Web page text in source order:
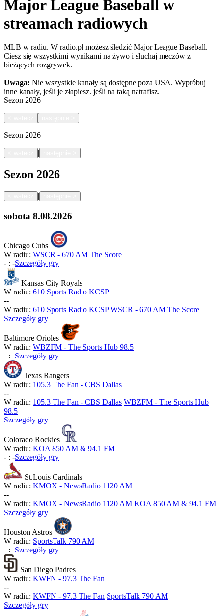
Major League Baseball w
streamach radiowych
MLB w radiu. W radio.pl możesz śledzić Major League Baseball.
Ciesz się wszystkimi wynikami na żywo i słuchaj meczów z
bieżących rozgrywek.
Uwaga: Nie wszystkie kanały są dostępne poza USA. Wypróbuj
inne kanały, jeśli je złapiesz. jeśli na taką natrafisz.
Sezon 2026
Sezon 2026
|
Sezon 2026
|
sobota 8.08.2026
Chicago Cubs
W radiu: WSCR - 670 AM The Score
- : -Szczegóły gry
Kansas City Royals
W radiu: 610 Sports Radio KCSP
--
W radiu: 610 Sports Radio KCSP WSCR - 670 AM The Score
Szczegóły gry
Baltimore Orioles
W radiu: WBZFM - The Sports Hub 98.5
- : -Szczegóły gry
Texas Rangers
W radiu: 105.3 The Fan - CBS Dallas
--
W radiu: 105.3 The Fan - CBS Dallas WBZFM - The Sports Hub
98.5
Szczegóły gry
Colorado Rockies
W radiu: KOA 850 AM & 94.1 FM
- : -Szczegóły gry
St.Louis Cardinals
W radiu: KMOX - NewsRadio 1120 AM
--
W radiu: KMOX - NewsRadio 1120 AM KOA 850 AM & 94.1 FM
Szczegóły gry
Houston Astros
W radiu: SportsTalk 790 AM
- : -Szczegóły gry
San Diego Padres
W radiu: KWFN - 97.3 The Fan
--
W radiu: KWFN - 97.3 The Fan SportsTalk 790 AM
Szczegóły gry